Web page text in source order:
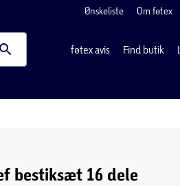
Ønskeliste Om føtex
føtex avis Find butik
bestiksæt 16 dele